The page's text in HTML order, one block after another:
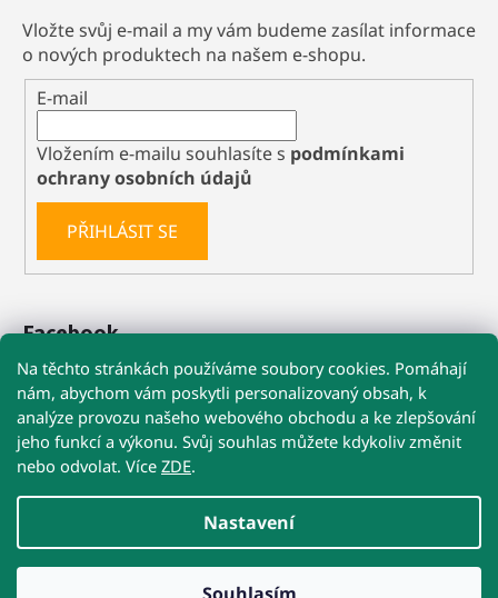
Na těchto stránkách používáme soubory cookies. Pomáhají
nám, abychom vám poskytli personalizovaný obsah, k
analýze provozu našeho webového obchodu a ke zlepšování
jeho funkcí a výkonu. Svůj souhlas můžete kdykoliv změnit
nebo odvolat. Více ZDE.
Nastavení
🚚 Při nákupu nad 1 199 Kč máte dopravu
ZDARMA
☀️ POZOR NA VYSOKÉ TEPLOTY!
U Precizních MIKROBŮ a Re-Biomu doporučujeme
Vložte svůj e-mail a my vám budeme zasílat informace
o nových produktech na našem e-shopu.
E-mail
Vložením e-mailu souhlasíte s podmínkami
ochrany osobních údajů
PŘIHLÁSIT SE
Facebook
Obchodní podmínky Reklamace Kontakty
Vytvořil Shoptet